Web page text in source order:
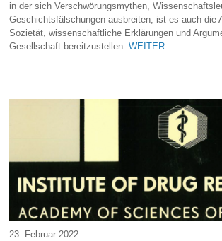
in der sich Verschwörungsmythen,
Geschichtsfälschungen ausbreiten, ist es auch die
Sozietät, wissenschaftliche Erklärungen und
Gesellschaft bereitzustellen.WEITER
23. Februar 2022